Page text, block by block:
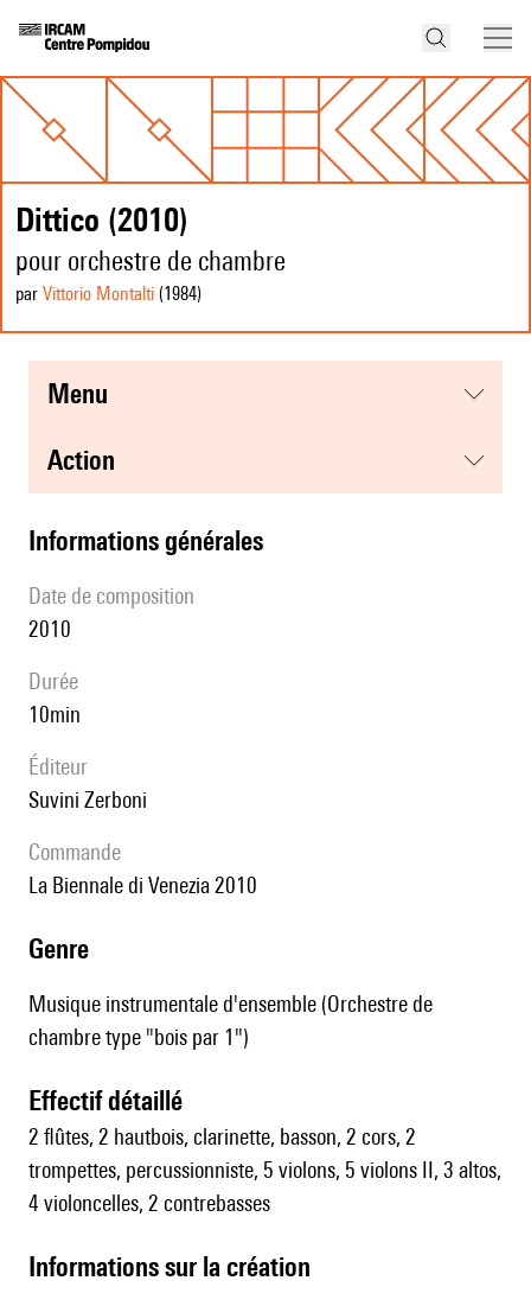
Dittico (2010)
pour orchestre de chambre
par Vittorio Montalti (1984)
menu
action
informations générales
date de composition
2010
durée
10min
éditeur
Suvini Zerboni
Commande
La Biennale di Venezia 2010
genre
Musique instrumentale d'ensemble (Orchestre de
chambre type "bois par 1")
effectif détaillé
2 flûtes, 2 hautbois, clarinette, basson, 2 cors, 2
trompettes, percussionniste, 5 violons, 5 violons II, 3 altos,
4 violoncelles, 2 contrebasses
informations sur la création